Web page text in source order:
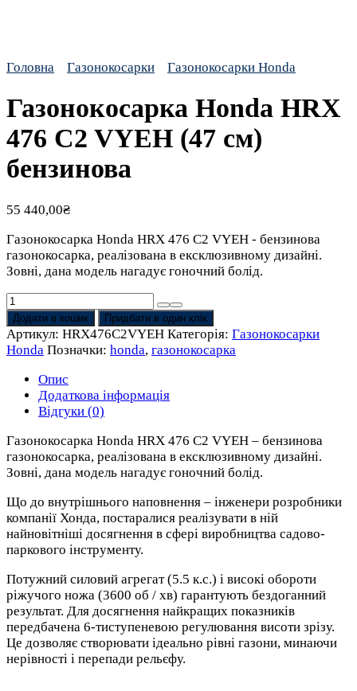
Головна Газонокосарки Газонокосарки Honda
Газонокосарка Honda HRX
476 C2 VYEH (47 см)
бензинова
55 440,00₴
Газонокосарка Honda HRX 476 C2 VYEH - бензинова
газонокосарка, реалізована в ексклюзивному дизайні.
Зовні, дана модель нагадує гоночний болід.
Газонокосарка
Honda
HRX
476
VYEH
см)
кількість
Додати в кошик Придбати в один клік
Артикул: HRX476C2VYEH Категорія: Газонокосарки
Honda Позначки: honda, газонокосарка
Опис
Додаткова інформація
Відгуки (0)
Газонокосарка Honda HRX 476 C2 VYEH – бензинова
газонокосарка, реалізована в ексклюзивному дизайні.
Зовні, дана модель нагадує гоночний болід.
Що до внутрішнього наповнення – інженери розробники
компанії Хонда, постаралися реалізувати в ній
найновітніші досягнення в сфері виробництва садово-
паркового інструменту.
Потужний силовий агрегат (5.5 к.с.) і високі обороти
ріжучого ножа (3600 об / хв) гарантують бездоганний
результат. Для досягнення найкращих показників
передбачена 6-тиступеневою регулювання висоти зрізу.
Це дозволяє створювати ідеально рівні газони, минаючи
нерівності і перепади рельєфу.